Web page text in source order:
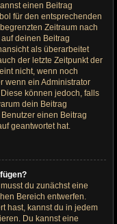
einen Beitrag
für den entsprechenden
Zeitraum nach
deinen Beitrag
als überarbeitet
der letzte Zeitpunkt der
nicht, wenn noch
wenn ein Administrator
können jedoch, falls
dein Beitrag
einen Beitrag
geantwortet hat.
du zunächst eine
Bereich entwerfen.
hast, kannst du in jedem
Du kannst eine